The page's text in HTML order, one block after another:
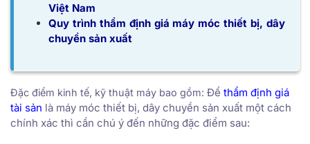
Việt Nam
Quy trình thẩm định giá máy móc thiết bị, dây
chuyền sản xuất
Đặc điểm kinh tế, kỹ thuật máy bao gồm: Để thẩm định giá
tài sản là máy móc thiết bị, dây chuyền sản xuất một cách
chính xác thì cần chú ý đến những đặc điểm sau: